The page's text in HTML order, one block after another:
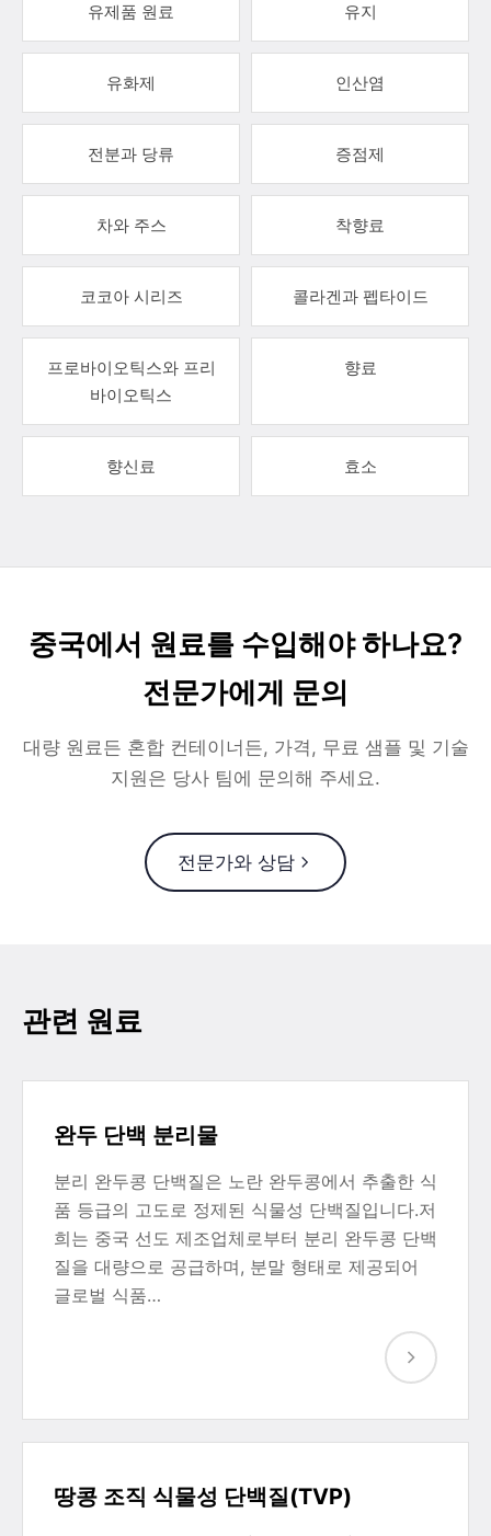
유제품 원료 유지
유화제 인산염
전분과 당류 증점제
차와 주스 착향료
코코아 시리즈 콜라겐과 펩타이드
프로바이오틱스와 프리
바이오틱스
향료
향신료 효소
중국에서 원료를 수입해야 하나요?
전문가에게 문의
대량 원료든 혼합 컨테이너든, 가격, 무료 샘플 및 기술
지원은 당사 팀에 문의해 주세요.
전문가와 상담
관련 원료
완두 단백 분리물
분리 완두콩 단백질은 노란 완두콩에서 추출한 식
품 등급의 고도로 정제된 식물성 단백질입니다.저
희는 중국 선도 제조업체로부터 분리 완두콩 단백
질을 대량으로 공급하며, 분말 형태로 제공되어
글로벌 식품…
땅콩 조직 식물성 단백질(TVP)